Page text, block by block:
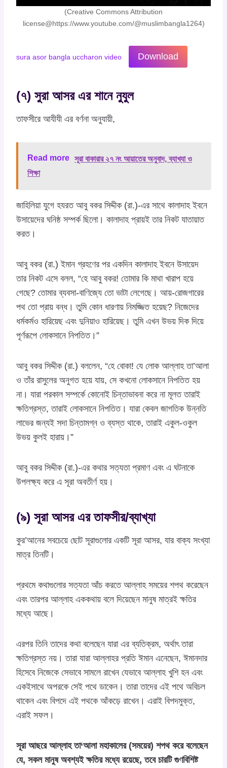
(Creative Commons Attribution
license@https://www.youtube.com/@muslimbangla1264)
sura asor bangla uccharon video Download
(৭) সুরা আসর এর শানে নুযুল
তাফসীরে আযীযী এর বর্ণনা অনুযায়ী,
Read more সূরা বাকারার ২৭ নং আয়াতের অনুবাদ, ব্যাখ্যা ও
শিক্ষা
জাহিলিয়া যুগে হযরত আবু বকর সিদ্দীক (রা.)-এর সাথে কালাদাহ ইবনে
উসায়েদের ঘনিষ্ঠ সম্পর্ক ছিলো। কালাদাহ প্রায়ই তার নিকট যাতায়াত
করত।
আবু বকর (রা.) ইমান গ্রহণের পর একদিন কালাদাহ ইবনে উসায়েদ
তার নিকট এসে বলল, “হে আবু বকর! তোমার কি মাথা খারাপ হয়ে
গেছে? তোমার ব্যবসা-বাণিজ্যে তো ভাটা লেগেছে। আয়-রোজগারের
পথ তো প্রায় বন্ধ। তুমি কোন ধারণায় নিমজ্জিত হয়েছ? নিজেদের
ধর্মকর্মও হারিয়েছ এবং দুনিয়াও হারিয়েছ। তুমি এখন উভয় দিক দিয়ে
পূর্ণরূপে লোকসানে নিপতিত।”
আবু বকর সিদ্দীক (রা.) বললেন, “হে বোকা! যে লোক আল্লাহ তা’আলা
ও তাঁর রাসুলের অনুগত হয়ে যায়, সে কখনো লোকসানে নিপতিত হয়
না। যারা পরকাল সম্পর্কে কোনোই চিন্তাভাবনা করে না মূলত তারাই
ক্ষতিগ্রস্ত, তারাই লোকসানে নিপতিত। যারা কেবল জাগতিক উন্নতি
লাভের জন্যই সদা চিন্তামগ্ন ও ব্যস্ত থাকে, তারাই একুল-ওকুল
উভয় কুলই হারায়।”
আবু বকর সিদ্দীক (রা.)-এর কথার সত্যতা প্রমাণ এবং এ ঘটনাকে
উপলক্ষ্য করে এ সূরা অবতীর্ণ হয়।
(৯) সূরা আসর এর তাফসীর/ব্যাখ্যা
কুর’আনের সবচেয়ে ছোট সূরাগুলোর একটি সূরা আসর, যার বাক্য সংখ্যা
মাত্র তিনটি।
প্রথমে কথাগুলোর সত্যতা আঁচ করতে আল্লাহ সময়ের শপথ করেছেন
এবং তারপর আল্লাহ এককথায় বলে দিয়েছেন মানুষ মাত্রই ক্ষতির
মধ্যে আছে।
এরপর তিনি তাদের কথা বলেছেন যারা এর ব্যতিক্রম, অর্থাৎ তারা
ক্ষতিগ্রস্ত নয়। তারা যারা আল্লাহর প্রতি ঈমান এনেছেন, ঈমানদার
হিসেবে নিজেকে সেভাবে সামলে রাখেন যেভাবে আল্লাহ খুশি হন এবং
একইসাথে অপরকে সেই পথে ডাকেন। তারা তাদের এই পথে অবিচল
থাকেন এবং বিপদে এই পথকে আঁকড়ে রাখেন। এরাই বিপদমুক্ত,
এরাই সফল।
সূরা আছরে আল্লাহ তা‘আলা মহাকালের (সময়ের) শপথ করে বলেছেন
যে, সকল মানুষ অবশ্যই ক্ষতির মধ্যে রয়েছে, তবে চারটি গুণবিশিষ্ট